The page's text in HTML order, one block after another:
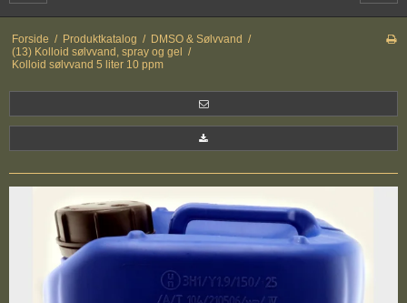
Forside / Produktkatalog / DMSO & Sølvvand /
(13) Kolloid sølvvand, spray og gel
/
Kolloid sølvvand 5 liter 10 ppm